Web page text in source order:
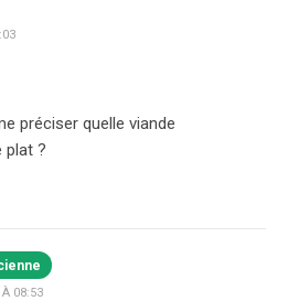
préciser quelle viande
plat ?
À 08:53